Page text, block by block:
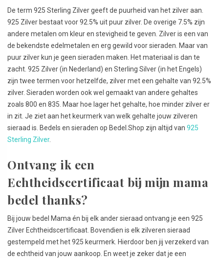
De term 925 Sterling Zilver geeft de puurheid van het zilver aan.
925 Zilver bestaat voor 92.5% uit puur zilver. De overige 7.5% zijn
andere metalen om kleur en stevigheid te geven. Zilver is een van
de bekendste edelmetalen en erg gewild voor sieraden. Maar van
puur zilver kun je geen sieraden maken. Het materiaal is dan te
zacht. 925 Zilver (in Nederland) en Sterling Silver (in het Engels)
zijn twee termen voor hetzelfde, zilver met een gehalte van 92.5%
zilver. Sieraden worden ook wel gemaakt van andere gehaltes
zoals 800 en 835. Maar hoe lager het gehalte, hoe minder zilver er
in zit. Je ziet aan het keurmerk van welk gehalte jouw zilveren
sieraad is. Bedels en sieraden op Bedel.Shop zijn altijd van 925
Sterling Zilver.
Ontvang ik een
Echtheidscertificaat bij mijn mama
bedel thanks?
Bij jouw bedel Mama én bij elk ander sieraad ontvang je een 925
Zilver Echtheidscertificaat. Bovendien is elk zilveren sieraad
gestempeld met het 925 keurmerk. Hierdoor ben jij verzekerd van
de echtheid van jouw aankoop. En weet je zeker dat je een